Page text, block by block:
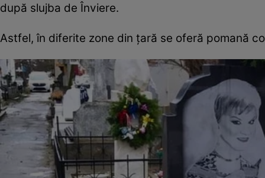
după slujba de Înviere.
Astfel, în diferite zone din țară se oferă pomană